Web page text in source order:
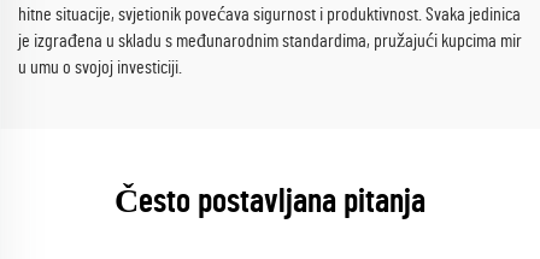
hitne situacije, svjetionik povećava sigurnost i produktivnost. Svaka jedinica
je izgrađena u skladu s međunarodnim standardima, pružajući kupcima mir
u umu o svojoj investiciji.
Često postavljana pitanja